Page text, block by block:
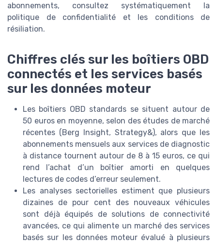
abonnements, consultez systématiquement la
politique de confidentialité et les conditions de
résiliation.
Chiffres clés sur les boîtiers OBD
connectés et les services basés
sur les données moteur
Les boîtiers OBD standards se situent autour de
50 euros en moyenne, selon des études de marché
récentes (Berg Insight, Strategy&), alors que les
abonnements mensuels aux services de diagnostic
à distance tournent autour de 8 à 15 euros, ce qui
rend l’achat d’un boîtier amorti en quelques
lectures de codes d’erreur seulement.
Les analyses sectorielles estiment que plusieurs
dizaines de pour cent des nouveaux véhicules
sont déjà équipés de solutions de connectivité
avancées, ce qui alimente un marché des services
basés sur les données moteur évalué à plusieurs